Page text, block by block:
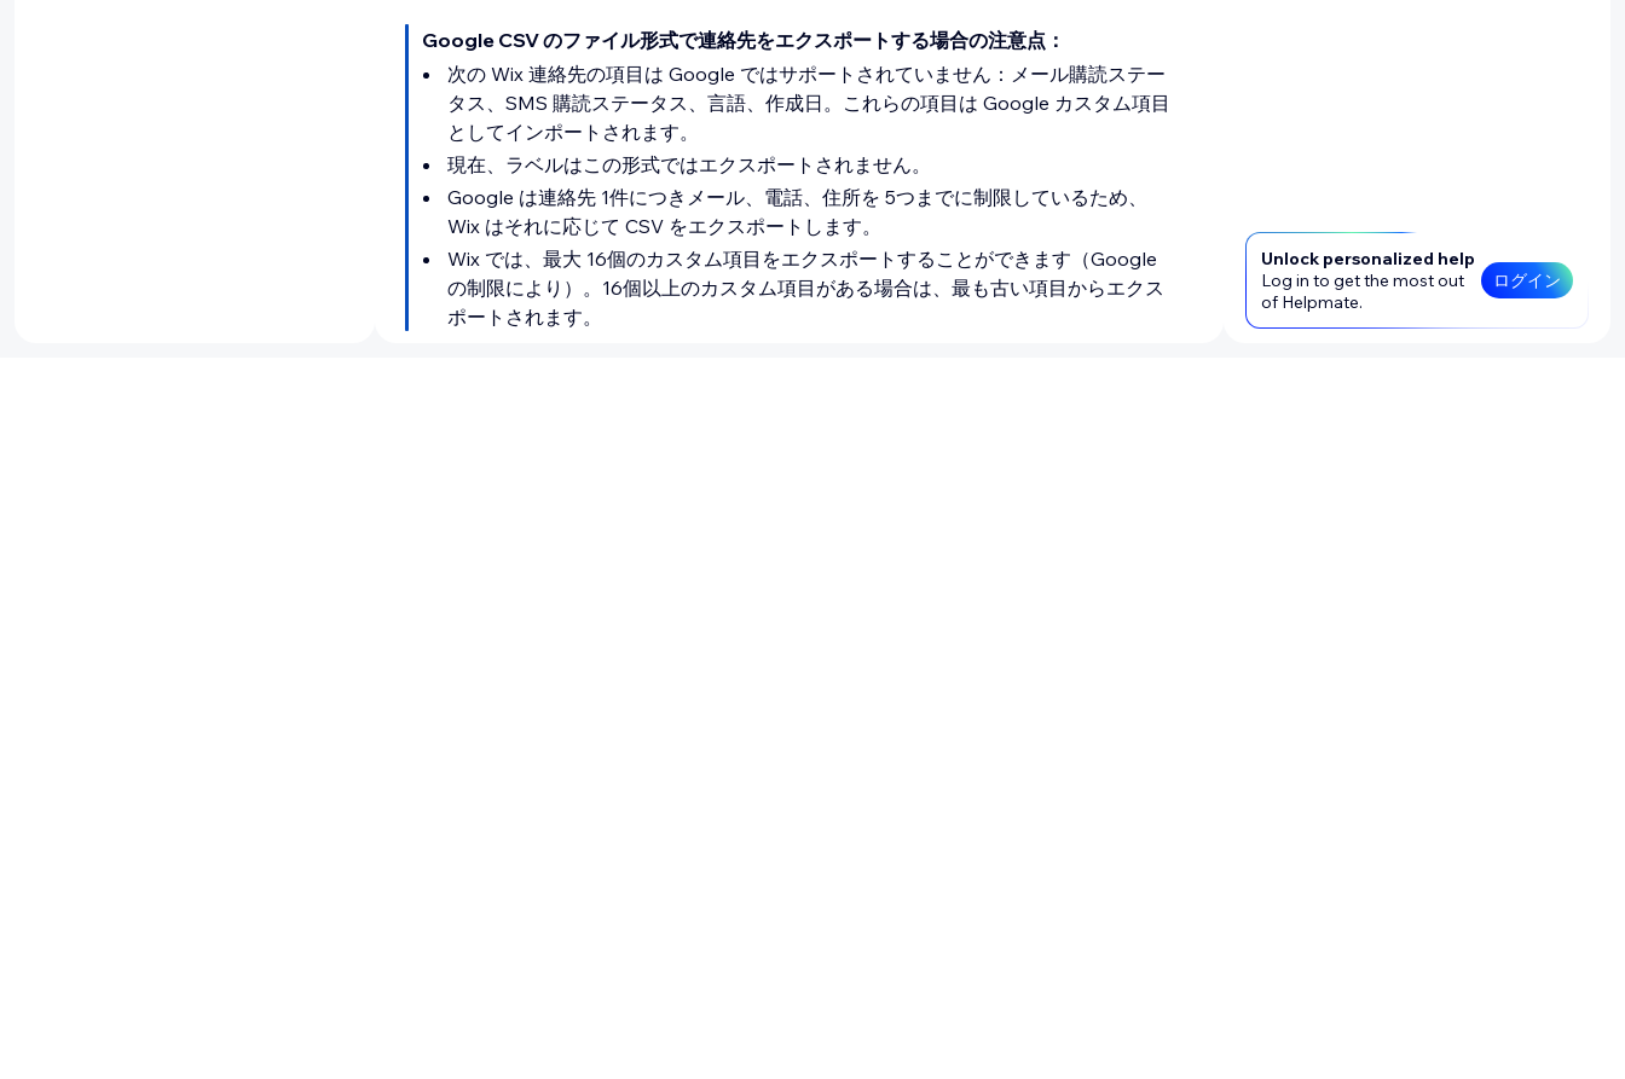
Google CSV のファイル形式で連絡先をエクスポートする場合の注意点：
次の Wix 連絡先の項目は Google ではサポートされていません：メール購読ステー
タス、SMS 購読ステータス、言語、作成日。これらの項目は Google カスタム項目
としてインポートされます。
現在、ラベルはこの形式ではエクスポートされません。
Google は連絡先 1件につきメール、電話、住所を 5つまでに制限しているため、
Wix はそれに応じて CSV をエクスポートします。
Wix では、最大 16個のカスタム項目をエクスポートすることができます（Google
の制限により）。16個以上のカスタム項目がある場合は、最も古い項目からエクス
ポートされます。
Unlock personalized help
Log in to get the most out
of Helpmate.
ログイン